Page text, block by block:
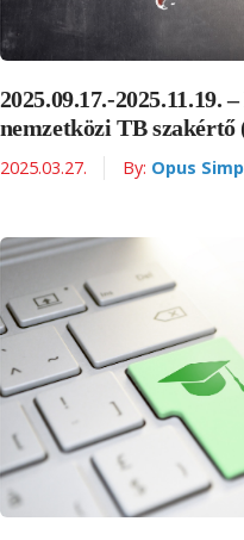
2025.09.17.-2025.11.19.
nemzetközi TB szakértő
2025.03.27. By: Opus